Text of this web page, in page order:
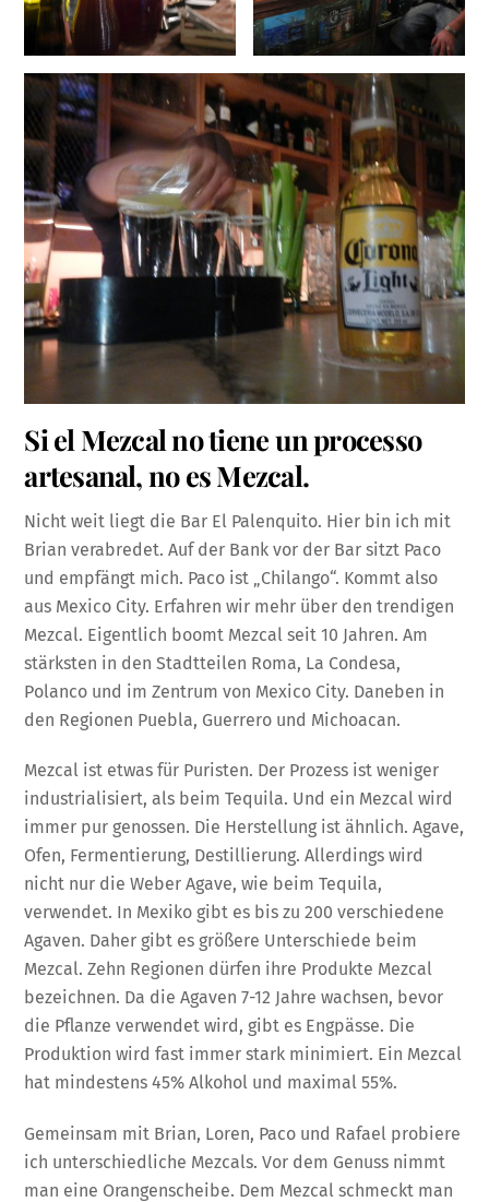
Si el Mezcal no tiene un processo
artesanal, no es Mezcal.
Nicht weit liegt die Bar El Palenquito. Hier bin ich mit
Brian verabredet. Auf der Bank vor der Bar sitzt Paco
und empfängt mich. Paco ist „Chilango“. Kommt also
aus Mexico City. Erfahren wir mehr über den trendigen
Mezcal. Eigentlich boomt Mezcal seit 10 Jahren. Am
stärksten in den Stadtteilen Roma, La Condesa,
Polanco und im Zentrum von Mexico City. Daneben in
den Regionen Puebla, Guerrero und Michoacan.
Mezcal ist etwas für Puristen. Der Prozess ist weniger
industrialisiert, als beim Tequila. Und ein Mezcal wird
immer pur genossen. Die Herstellung ist ähnlich. Agave,
Ofen, Fermentierung, Destillierung. Allerdings wird
nicht nur die Weber Agave, wie beim Tequila,
verwendet. In Mexiko gibt es bis zu 200 verschiedene
Agaven. Daher gibt es größere Unterschiede beim
Mezcal. Zehn Regionen dürfen ihre Produkte Mezcal
bezeichnen. Da die Agaven 7-12 Jahre wachsen, bevor
die Pflanze verwendet wird, gibt es Engpässe. Die
Produktion wird fast immer stark minimiert. Ein Mezcal
hat mindestens 45% Alkohol und maximal 55%.
Gemeinsam mit Brian, Loren, Paco und Rafael probiere
ich unterschiedliche Mezcals. Vor dem Genuss nimmt
man eine Orangenscheibe. Dem Mezcal schmeckt man